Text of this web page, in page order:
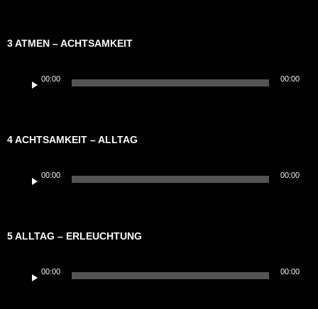
3 ATMEN – ACHTSAMKEIT
Player
00:00 00:00
4 ACHTSAMKEIT – ALLTAG
Player
00:00 00:00
5 ALLTAG – ERLEUCHTUNG
Player
00:00 00:00